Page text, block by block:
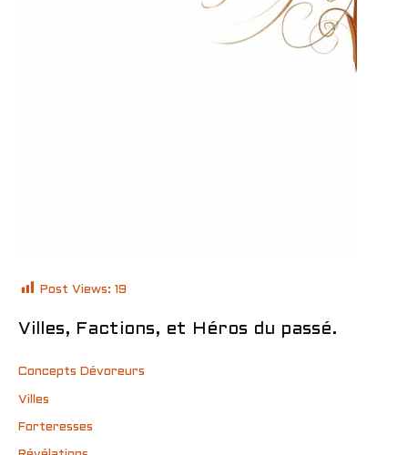
Post Views: 19
Villes, Factions, et Héros du passé.
Concepts Dévoreurs
Villes
Forteresses